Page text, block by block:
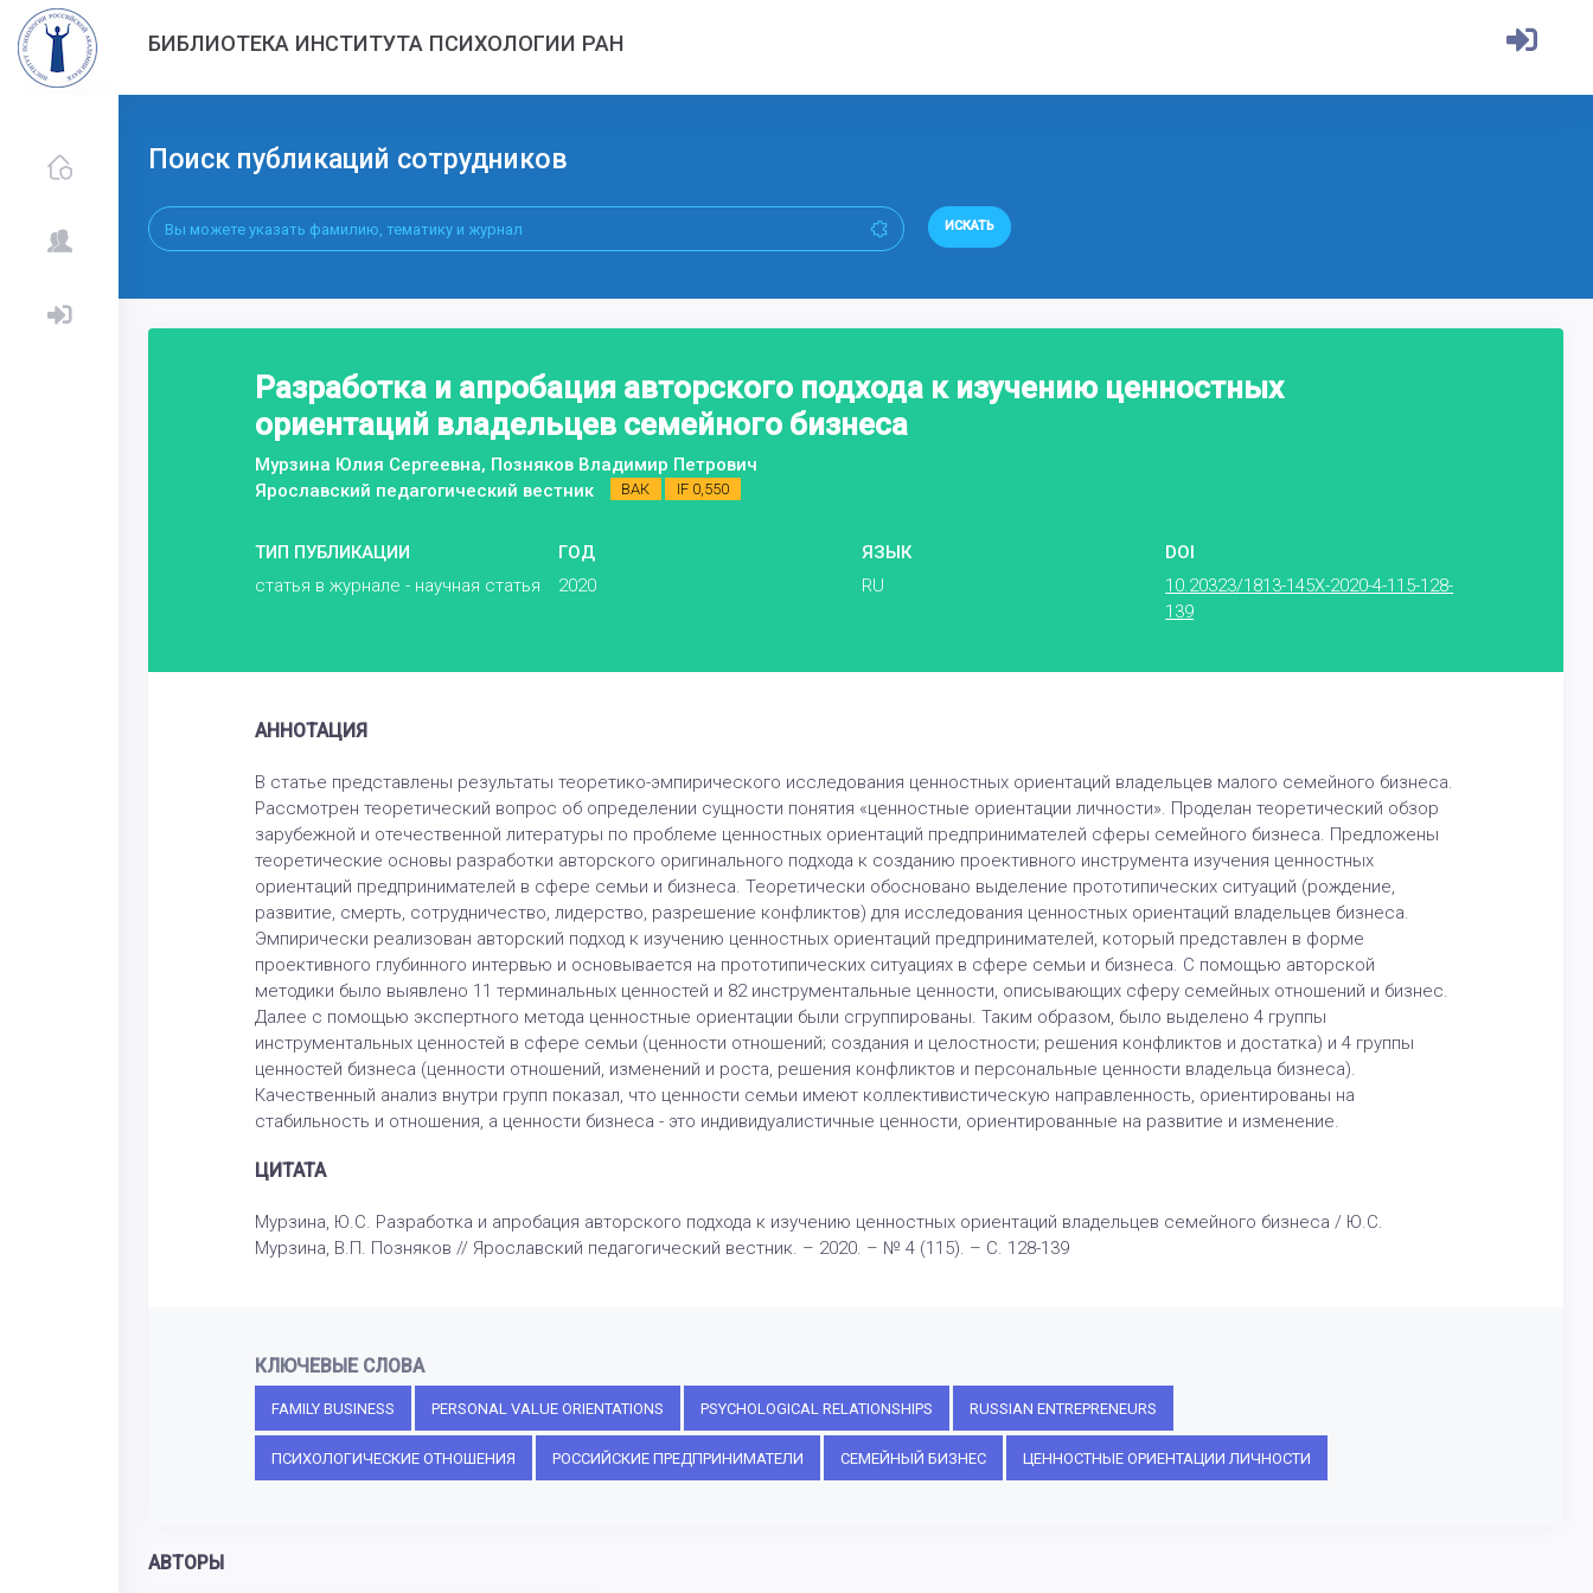
БИБЛИОТЕКА ИНСТИТУТА ПСИХОЛОГИИ РАН
Поиск публикаций сотрудников
ИСКАТЬ
Разработка и апробация авторского подхода к изучению ценностных
ориентаций владельцев семейного бизнеса
Мурзина Юлия Сергеевна, Позняков Владимир Петрович
Ярославский педагогический вестник
ВАК IF 0,550
ТИП ПУБЛИКАЦИИ
статья в журнале - научная статья
ГОД
2020
ЯЗЫК
RU
DOI
10.20323/1813-145X-2020-4-115-128-
139
АННОТАЦИЯ
В статье представлены результаты теоретико-эмпирического исследования ценностных ориентаций владельцев малого семейного бизнеса.
Рассмотрен теоретический вопрос об определении сущности понятия «ценностные ориентации личности». Проделан теоретический обзор
зарубежной и отечественной литературы по проблеме ценностных ориентаций предпринимателей сферы семейного бизнеса. Предложены
теоретические основы разработки авторского оригинального подхода к созданию проективного инструмента изучения ценностных
ориентаций предпринимателей в сфере семьи и бизнеса. Теоретически обосновано выделение прототипических ситуаций (рождение,
развитие, смерть, сотрудничество, лидерство, разрешение конфликтов) для исследования ценностных ориентаций владельцев бизнеса.
Эмпирически реализован авторский подход к изучению ценностных ориентаций предпринимателей, который представлен в форме
проективного глубинного интервью и основывается на прототипических ситуациях в сфере семьи и бизнеса. С помощью авторской
методики было выявлено 11 терминальных ценностей и 82 инструментальные ценности, описывающих сферу семейных отношений и бизнес.
Далее с помощью экспертного метода ценностные ориентации были сгруппированы. Таким образом, было выделено 4 группы
инструментальных ценностей в сфере семьи (ценности отношений; создания и целостности; решения конфликтов и достатка) и 4 группы
ценностей бизнеса (ценности отношений, изменений и роста, решения конфликтов и персональные ценности владельца бизнеса).
Качественный анализ внутри групп показал, что ценности семьи имеют коллективистическую направленность, ориентированы на
стабильность и отношения, а ценности бизнеса - это индивидуалистичные ценности, ориентированные на развитие и изменение.
ЦИТАТА
Мурзина, Ю.С. Разработка и апробация авторского подхода к изучению ценностных ориентаций владельцев семейного бизнеса / Ю.С.
Мурзина, В.П. Позняков // Ярославский педагогический вестник. – 2020. – № 4 (115). – С. 128-139
КЛЮЧЕВЫЕ СЛОВА
FAMILY BUSINESS PERSONAL VALUE ORIENTATIONS PSYCHOLOGICAL RELATIONSHIPS RUSSIAN ENTREPRENEURS
ПСИХОЛОГИЧЕСКИЕ ОТНОШЕНИЯ РОССИЙСКИЕ ПРЕДПРИНИМАТЕЛИ СЕМЕЙНЫЙ БИЗНЕС ЦЕННОСТНЫЕ ОРИЕНТАЦИИ ЛИЧНОСТИ
АВТОРЫ